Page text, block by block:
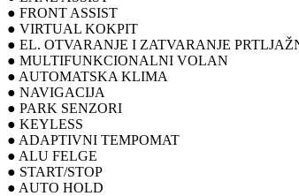
● FRONT ASSIST
● VIRTUAL KOKPIT
● EL. OTVARANJE I ZATVARANJE
● MULTIFUNKCIONALNI VOLAN
● AUTOMATSKA KLIMA
● NAVIGACIJA
● PARK SENZORI
● KEYLESS
● ADAPTIVNI TEMPOMAT
● ALU FELGE
● START/STOP
● AUTO HOLD